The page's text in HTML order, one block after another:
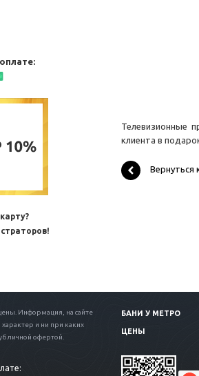
Телевизионные
клиента в
Вернуться
Информация, на сайте
и ни при каких
офертой.
БАНИ У МЕТРО
ЦЕНЫ